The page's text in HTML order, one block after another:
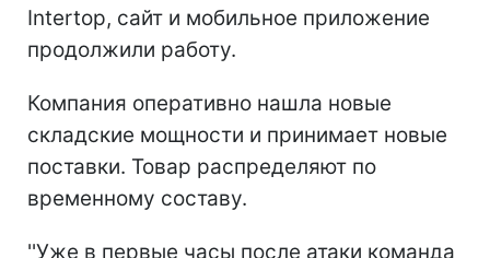
Intertop, сайт и мобильное приложение
продолжили работу.
Компания оперативно нашла новые
складские мощности и принимает новые
поставки. Товар распределяют по
временному составу.
''Уже в первые часы после атаки команда